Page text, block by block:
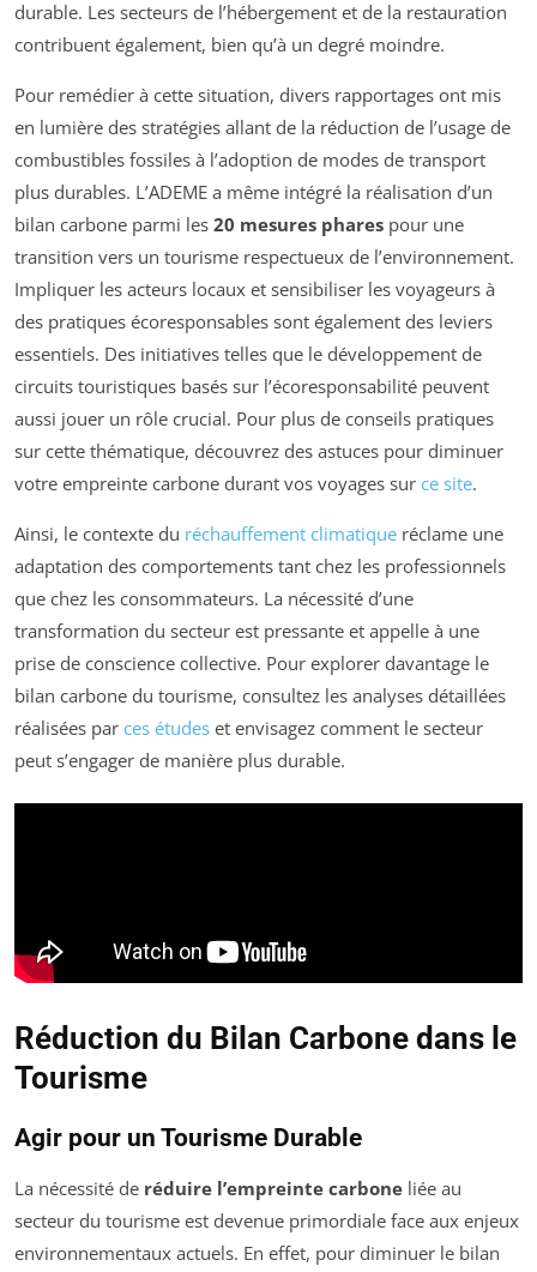
durable. Les secteurs de l’hébergement et de la restauration
contribuent également, bien qu’à un degré moindre.
Pour remédier à cette situation, divers rapportages ont mis
en lumière des stratégies allant de la réduction de l’usage de
combustibles fossiles à l’adoption de modes de transport
plus durables. L’ADEME a même intégré la réalisation d’un
bilan carbone parmi les 20 mesures phares pour une
transition vers un tourisme respectueux de l’environnement.
Impliquer les acteurs locaux et sensibiliser les voyageurs à
des pratiques écoresponsables sont également des leviers
essentiels. Des initiatives telles que le développement de
circuits touristiques basés sur l’écoresponsabilité peuvent
aussi jouer un rôle crucial. Pour plus de conseils pratiques
sur cette thématique, découvrez des astuces pour diminuer
votre empreinte carbone durant vos voyages sur ce site.
Ainsi, le contexte du réchauffement climatique réclame une
adaptation des comportements tant chez les professionnels
que chez les consommateurs. La nécessité d’une
transformation du secteur est pressante et appelle à une
prise de conscience collective. Pour explorer davantage le
bilan carbone du tourisme, consultez les analyses détaillées
réalisées par ces études et envisagez comment le secteur
peut s’engager de manière plus durable.
Réduction du Bilan Carbone dans le
Tourisme
Agir pour un Tourisme Durable
La nécessité de réduire l’empreinte carbone liée au
secteur du tourisme est devenue primordiale face aux enjeux
environnementaux actuels. En effet, pour diminuer le bilan